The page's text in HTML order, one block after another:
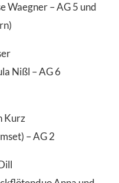
Waegner – AG 5 und
Nißl – AG 6
Kurz
– AG 2